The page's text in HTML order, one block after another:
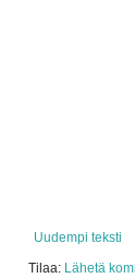
Uudempi teksti
Tilaa: Lähetä